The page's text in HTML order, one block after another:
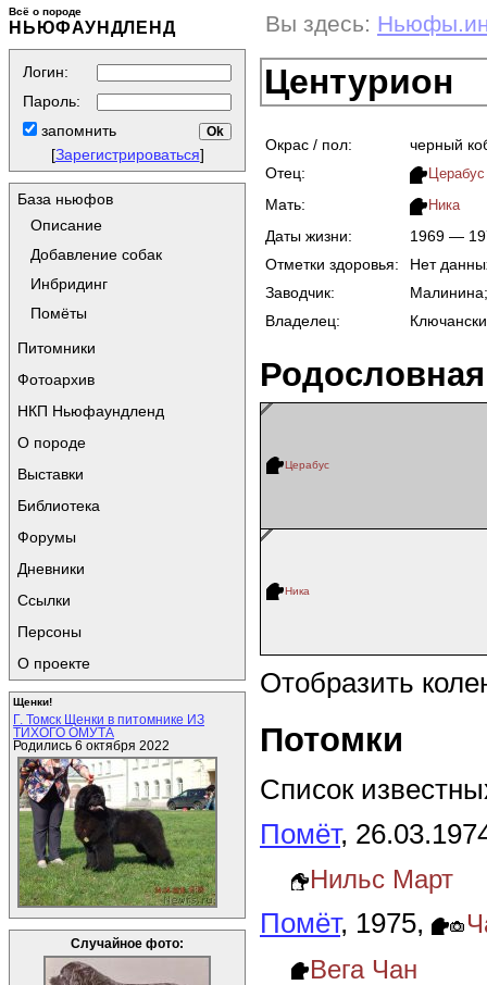
Всё о породе
НЬЮФАУНДЛЕНД
Логин:
Пароль:
запомнить
[Зарегистрироваться]
База ньюфов
Описание
Добавление собак
Инбридинг
Помёты
Питомники
Фотоархив
НКП Ньюфаундленд
О породе
Выставки
Библиотека
Форумы
Дневники
Ссылки
Персоны
О проекте
Щенки!
Г. Томск Щенки в питомнике ИЗ
ТИХОГО ОМУТА
Родились 6 октября 2022
Случайное фото:
Вы здесь:
Центурион
Окрас / пол:
черный
Отец:
Церабус
Мать: Ника
Даты жизни:
1969 —
Отметки здоровья:
Нет
Заводчик:
Владелец:
Родословная
Церабус
Ника
Отобразить
Потомки
Список
Помёт,
Нильс Март
Помёт, 1975,
Вега Чан